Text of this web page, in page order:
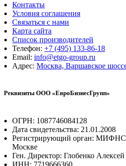
Контакты
Условия соглашения
Связаться с нами
Карта сайта
Список производителей
Телефон: +7 (495) 133-86-18
Email: info@etgo-group.ru
Адрес: Москва, Варшавское
Реквизиты ООО «ЕвроБизнесГрупп»
ОГРН: 1087746084128
Дата свидетельства: 21.01.2008
Регистрирующий орган:
Москве
Ген. Директор: Глобенко